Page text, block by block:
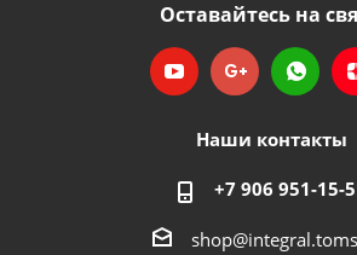
Оставайтесь на
Наши контакты
+7 906 951-15-